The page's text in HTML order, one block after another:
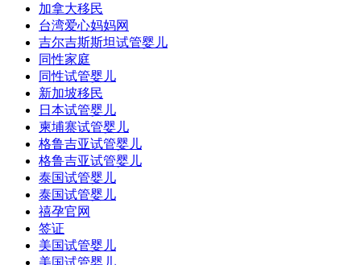
加拿大移民
台湾爱心妈妈网
吉尔吉斯斯坦试管婴儿
同性家庭
同性试管婴儿
新加坡移民
日本试管婴儿
柬埔寨试管婴儿
格鲁吉亚试管婴儿
格鲁吉亚试管婴儿
泰国试管婴儿
泰国试管婴儿
禧孕官网
签证
美国试管婴儿